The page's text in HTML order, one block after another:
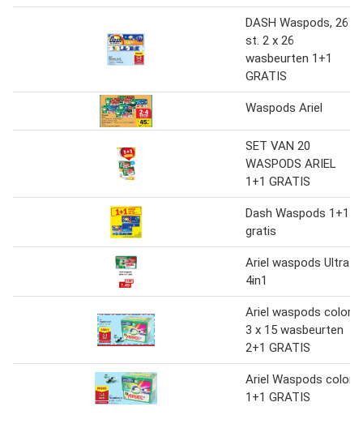
DASH Waspods, 26
st. 2 x 26
wasbeurten 1+1
GRATIS
Waspods Ariel
SET VAN 20
WASPODS ARIEL
1+1 GRATIS
Dash Waspods 1+1
gratis
Ariel waspods Ultra
4in1
Ariel waspods color
3 x 15 wasbeurten
2+1 GRATIS
Ariel Waspods color
1+1 GRATIS